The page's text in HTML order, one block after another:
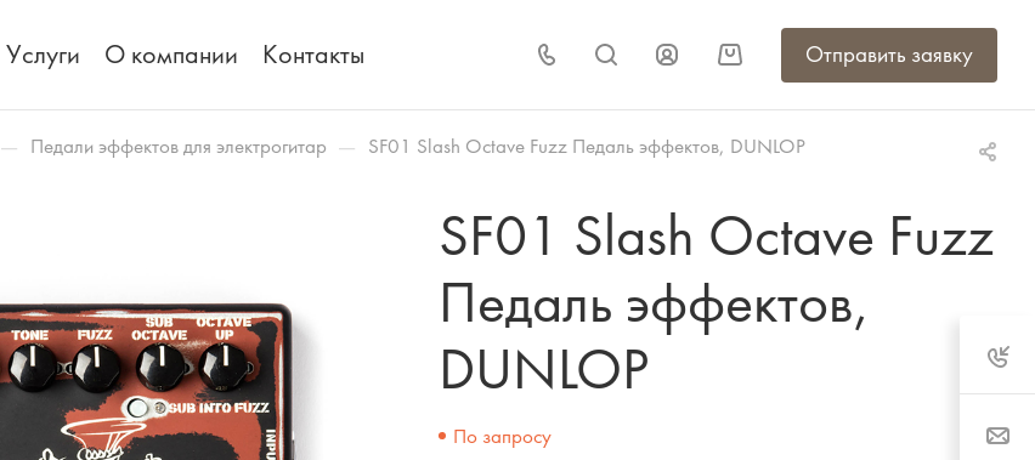
Услуги О компании Контакты Отправить заявку
— Педали эффектов для электрогитар — SF01 Slash Octave Fuzz Педаль эффектов, DUNLOP
SF01 Slash Octave Fuzz
Педаль эффектов,
DUNLOP
По запросу